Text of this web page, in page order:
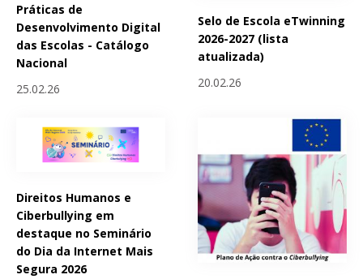
Práticas de
Desenvolvimento Digital
das Escolas - Catálogo
Nacional
25.02.26
Selo de Escola eTwinning
2026-2027 (lista
atualizada)
20.02.26
Direitos Humanos e
Ciberbullying em
destaque no Seminário
do Dia da Internet Mais
Segura 2026